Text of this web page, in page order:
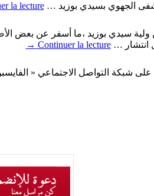
la lecture
ولية سيدي بوزيد ،ما أسفر عن بعض
انتشار …Continuer la lecture
→
شبكة التواصل الاجتماعي «